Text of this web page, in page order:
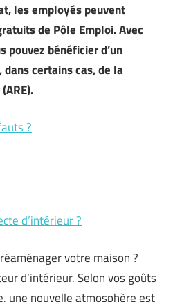
les employés peuvent
de Pôle Emploi. Avec
pouvez bénéficier d’un
certains cas, de la
?
d’intérieur ?
votre maison ?
d’intérieur. Selon vos goûts
une nouvelle atmosphère est